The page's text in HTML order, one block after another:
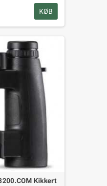
KØB
Kikkert